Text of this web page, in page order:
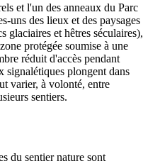
et l'un des anneaux du Parc
uns des lieux et des paysages
glaciaires et hêtres séculaires),
protégée soumise à une
réduit d'accès pendant
signalétiques plongent dans
varier, à volonté, entre
sentiers.
du sentier nature sont